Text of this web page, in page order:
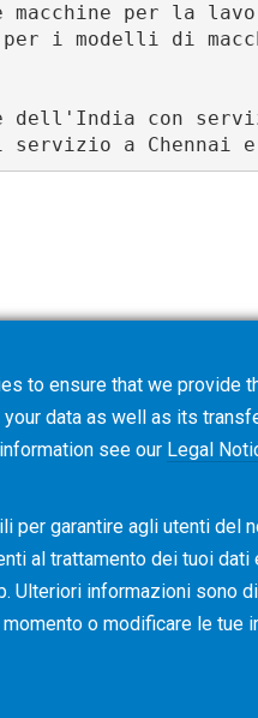
per la
i modelli di
dell'India con
a Chennai
to ensure that we
data as well as its
see our Legal
per garantire agli utenti
al ​​trattamento dei tuoi
Ulteriori informazioni sono
o modificare le tue